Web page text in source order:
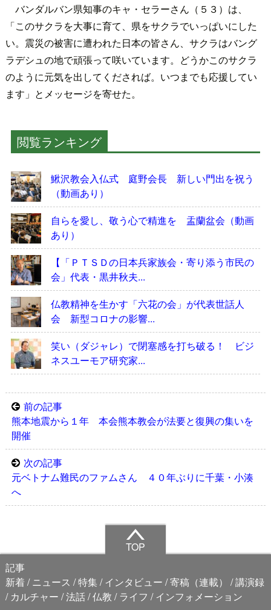
バンダルバン県知事のキャ・セラーさん（５３）は、
「このサクラを大事に育て、県をサクラでいっぱいにした
い。震災の被害に遭われた日本の皆さん、サクラはバング
ラデシュの地で頑張って咲いています。どうかこのサクラ
のように元気を出してくだされば。いつまでも応援してい
ます」とメッセージを寄せた。
閲覧ランキング
鰍沢教会入仏式 庭野会長 新しい門出を祝う
（動画あり）
自らを愛し、敬う心で精進を 盂蘭盆会（動画
あり）
【「ＰＴＳＤの日本兵家族会・寄り添う市民の
会」代表・黒井秋夫...
仏教精神を生かす「六花の会」が代表世話人
会 新型コロナの影響...
笑い（ダジャレ）で閉塞感を打ち破る！ ビジ
ネスユーモア研究家...
前の記事
熊本地震から１年 本会熊本教会が法要と復興の集いを
開催
次の記事
元ベトナム難民のファムさん ４０年ぶりに千葉・小湊
へ
TOP
記事
新着
ニュース 特集 インタビュー 寄稿（連載）
講演録
カルチャー 法話 仏教 ライフ インフォメーション